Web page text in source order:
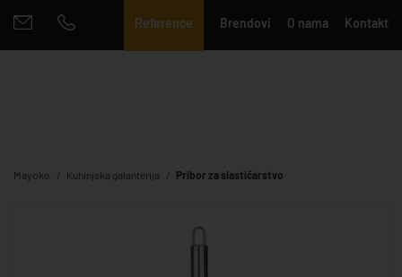
Reference Brendovi O nama Kontakt
Mayoko Kuhinjska galanterija Pribor za slastičarstvo